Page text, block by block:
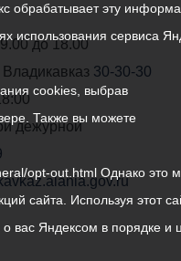
до 18.00
30-30-30
дежурной
обрабатывает эту
использования сервиса
cookies, выбрав
Также вы можете
opt-out.html Однако это
сайта. Используя этот
вас Яндексом в порядке и